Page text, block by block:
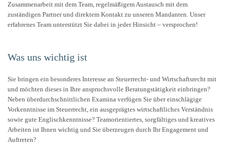
Zusammenarbeit mit dem Team, regelmäßigem Austausch mit dem
zuständigen Partner und direktem Kontakt zu unseren Mandanten. Unser
erfahrenes Team unterstützt Sie dabei in jeder Hinsicht – versprochen!
Was uns wichtig ist
Sie bringen ein besonderes Interesse an Steuerrecht- und Wirtschaftsrecht mit
und möchten dieses in Ihre anspruchsvolle Beratungstätigkeit einbringen?
Neben überdurchschnittlichen Examina verfügen Sie über einschlägige
Vorkenntnisse im Steuerrecht, ein ausgeprägtes wirtschaftliches Verständnis
sowie gute Englischkenntnisse? Teamorientiertes, sorgfältiges und kreatives
Arbeiten ist Ihnen wichtig und Sie überzeugen durch Ihr Engagement und
Auftreten?